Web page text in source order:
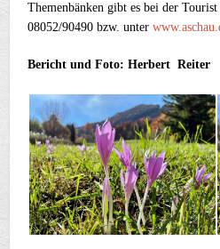
Themenbänken gibt es bei der
08052/90490 bzw. unter
Bericht und Foto: Herbert Reiter